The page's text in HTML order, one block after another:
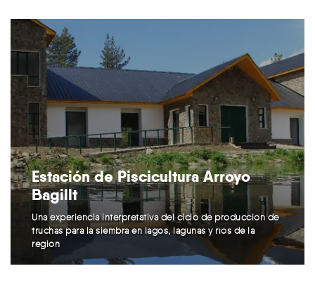
Estación de Piscicultura Arroyo
Bagillt
Una experiencia interpretativa del ciclo de producción de
truchas para la siembra en lagos, lagunas y ríos de la
región